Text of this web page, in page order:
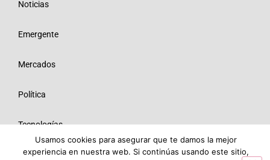
Noticias
Emergente
Mercados
Política
Tecnologías
Opinión
Usamos cookies para asegurar que te damos la mejor
experiencia en nuestra web. Si continúas usando este sitio,